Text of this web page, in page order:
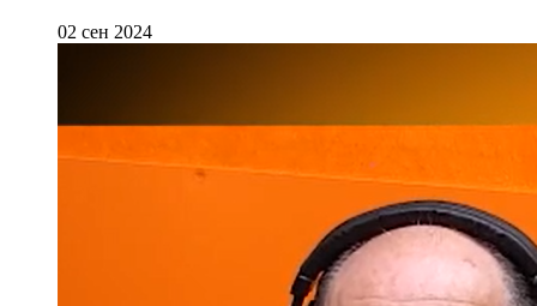
02 сен 2024